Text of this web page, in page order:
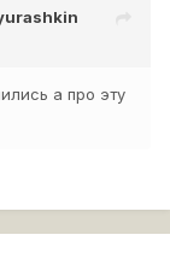
а про эту